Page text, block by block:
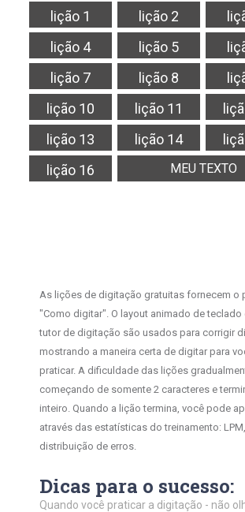
lição 1 lição 2
lição 4
lição 5
lição 7
lição 8
lição 10
lição 11
lição 13
lição 14
lição 16
MEU TEXTO
As lições de digitação gratuitas fornecem o
"Como digitar". O layout animado de teclado
tutor de digitação são usados para corrigir
mostrando a maneira certa de digitar para
praticar. A dificuldade das lições
começando de somente 2 caracteres e
inteiro. Quando a lição termina, você pode
através das estatísticas do treinamento:
distribuição de erros.
Dicas para o sucesso:
Quando você praticar a digitação - não